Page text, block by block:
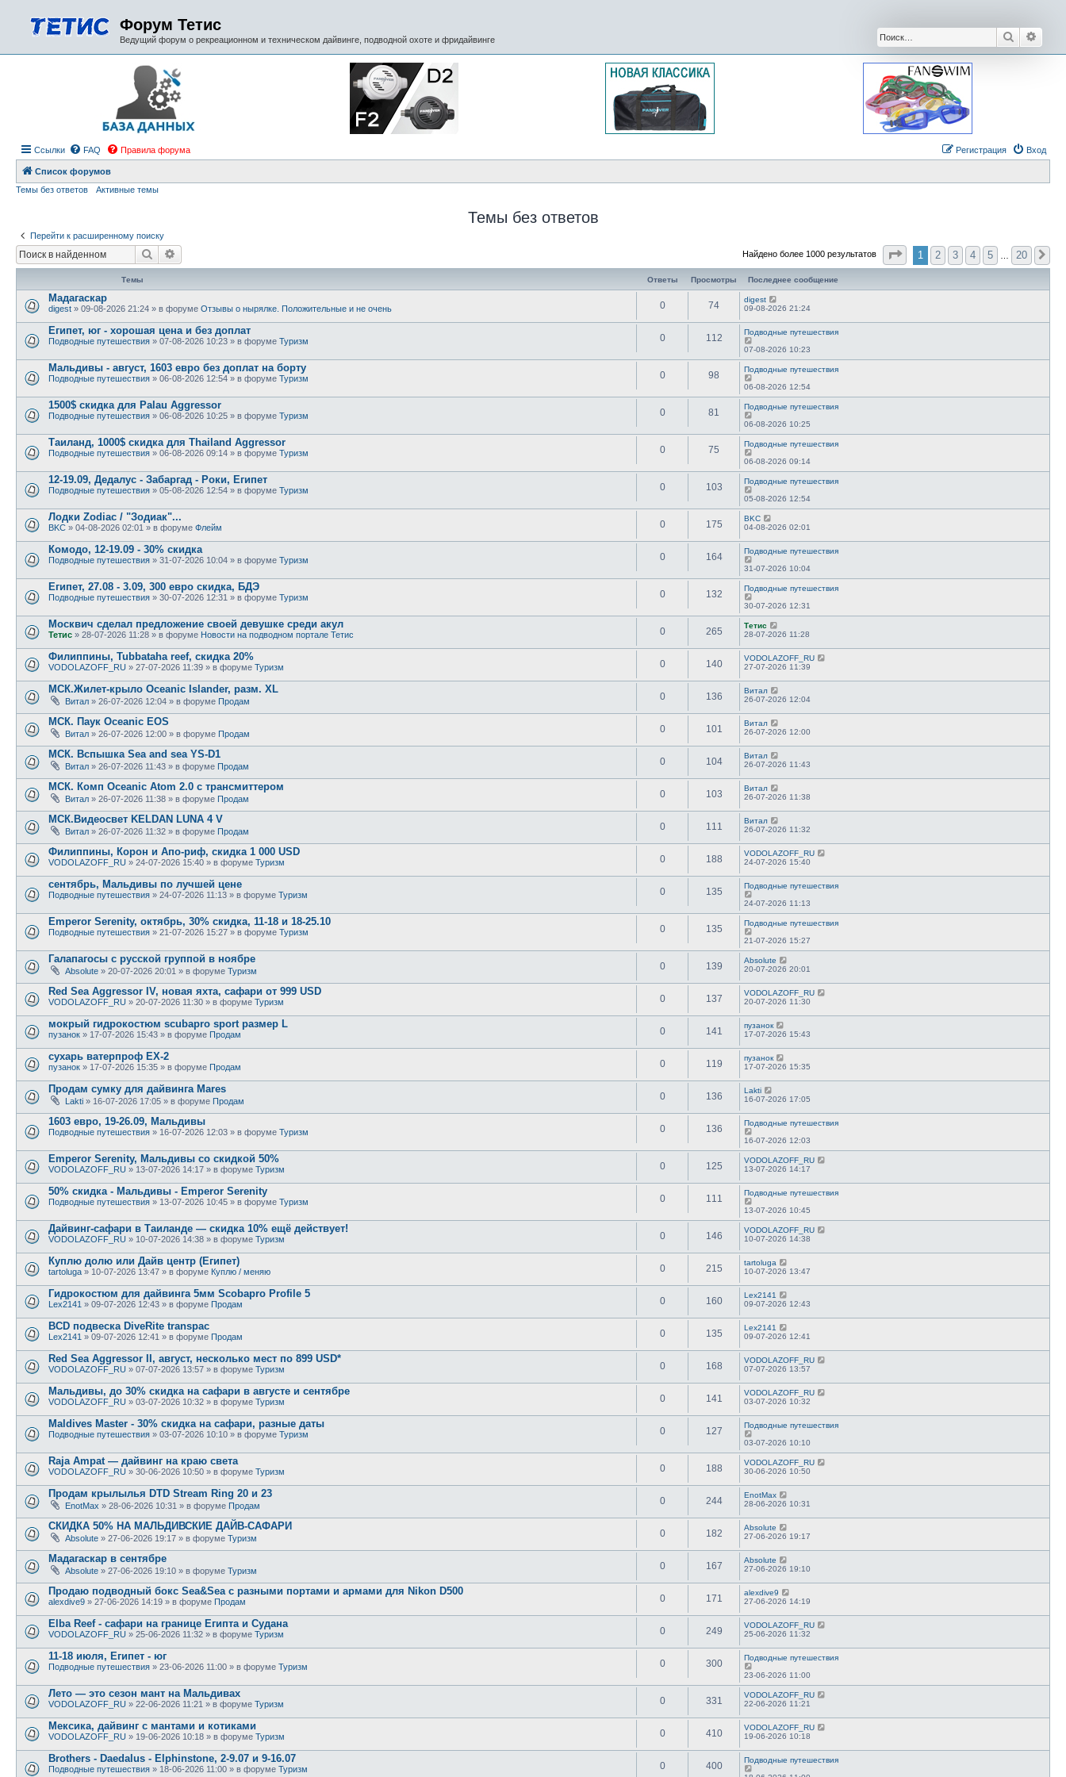
Форум Тетис
Ведущий форум о рекреационном и техническом дайвинге, подводной охоте и фридайвинге Поиск
Ссылки FAQ Правила форума Вход
Регистрация
Список форумов
Темы без ответов
Активные темы
Темы без ответов
Перейти к расширенному поиску
Поиск Найдено более 1000 результатов Страница 1из20
1 2 3 4 5 20
Темы Ответы Просмотры Последнее сообщение
Мадагаскар
digest » 09-08-2026 21:24 » в форуме Отзывы о нырялке. Положительные и не очень 0 74
digest
09-08-2026 21:24
Египет, юг - хорошая цена и без доплат
Подводные путешествия » 07-08-2026 10:23 » в форуме Туризм 0 112
Подводные путешествия
07-08-2026 10:23
Мальдивы - август, 1603 евро без доплат на борту
Подводные путешествия » 06-08-2026 12:54 » в форуме Туризм 0 98
Подводные путешествия
06-08-2026 12:54
1500$ скидка для Palau Aggressor
Подводные путешествия » 06-08-2026 10:25 » в форуме Туризм 0 81
Подводные путешествия
06-08-2026 10:25
Таиланд, 1000$ скидка для Thailand Aggressor
Подводные путешествия » 06-08-2026 09:14 » в форуме Туризм 0 75
Подводные путешествия
06-08-2026 09:14
12-19.09, Дедалус - Забаргад - Роки, Египет
Подводные путешествия » 05-08-2026 12:54 » в форуме Туризм 0 103
Подводные путешествия
05-08-2026 12:54
Лодки Zodiac / "Зодиак"...
BKC » 04-08-2026 02:01 » в форуме Флейм 0 175
BKC
04-08-2026 02:01
Комодо, 12-19.09 - 30% скидка
Подводные путешествия » 31-07-2026 10:04 » в форуме Туризм 0 164
Подводные путешествия
31-07-2026 10:04
Египет, 27.08 - 3.09, 300 евро скидка, БДЭ
Подводные путешествия » 30-07-2026 12:31 » в форуме Туризм 0 132
Подводные путешествия
30-07-2026 12:31
Москвич сделал предложение своей девушке среди акул
Тетис » 28-07-2026 11:28 » в форуме Новости на подводном портале Тетис 0 265
Тетис
28-07-2026 11:28
Филиппины, Tubbataha reef, скидка 20%
VODOLAZOFF_RU » 27-07-2026 11:39 » в форуме Туризм 0 140
VODOLAZOFF_RU
27-07-2026 11:39
МСК.Жилет-крыло Oceanic Islander, разм. XL
Витал » 26-07-2026 12:04 » в форуме Продам 0 136
Витал
26-07-2026 12:04
МСК. Паук Oceanic EOS
Витал » 26-07-2026 12:00 » в форуме Продам 0 101
Витал
26-07-2026 12:00
МСК. Вспышка Sea and sea YS-D1
Витал » 26-07-2026 11:43 » в форуме Продам 0 104
Витал
26-07-2026 11:43
МСК. Комп Oceanic Atom 2.0 с трансмиттером
Витал » 26-07-2026 11:38 » в форуме Продам 0 103
Витал
26-07-2026 11:38
МСК.Видеосвет KELDAN LUNA 4 V
Витал » 26-07-2026 11:32 » в форуме Продам 0 111
Витал
26-07-2026 11:32
Филиппины, Корон и Апо-риф, скидка 1 000 USD
VODOLAZOFF_RU » 24-07-2026 15:40 » в форуме Туризм 0 188
VODOLAZOFF_RU
24-07-2026 15:40
сентябрь, Мальдивы по лучшей цене
Подводные путешествия » 24-07-2026 11:13 » в форуме Туризм 0 135
Подводные путешествия
24-07-2026 11:13
Emperor Serenity, октябрь, 30% скидка, 11-18 и 18-25.10
Подводные путешествия » 21-07-2026 15:27 » в форуме Туризм 0 135
Подводные путешествия
21-07-2026 15:27
Галапагосы с русской группой в ноябре
Absolute » 20-07-2026 20:01 » в форуме Туризм 0 139
Absolute
20-07-2026 20:01
Red Sea Aggressor IV, новая яхта, сафари от 999 USD
VODOLAZOFF_RU » 20-07-2026 11:30 » в форуме Туризм 0 137
VODOLAZOFF_RU
20-07-2026 11:30
мокрый гидрокостюм scubapro sport размер L
пузанок » 17-07-2026 15:43 » в форуме Продам 0 141
пузанок
17-07-2026 15:43
сухарь ватерпроф ЕХ-2
пузанок » 17-07-2026 15:35 » в форуме Продам 0 119
пузанок
17-07-2026 15:35
Продам сумку для дайвинга Mares
Lakti » 16-07-2026 17:05 » в форуме Продам 0 136
Lakti
16-07-2026 17:05
1603 евро, 19-26.09, Мальдивы
Подводные путешествия » 16-07-2026 12:03 » в форуме Туризм 0 136
Подводные путешествия
16-07-2026 12:03
Emperor Serenity, Мальдивы со скидкой 50%
VODOLAZOFF_RU » 13-07-2026 14:17 » в форуме Туризм 0 125
VODOLAZOFF_RU
13-07-2026 14:17
50% скидка - Мальдивы - Emperor Serenity
Подводные путешествия » 13-07-2026 10:45 » в форуме Туризм 0 111
Подводные путешествия
13-07-2026 10:45
Дайвинг-сафари в Таиланде — скидка 10% ещё действует!
VODOLAZOFF_RU » 10-07-2026 14:38 » в форуме Туризм 0 146
VODOLAZOFF_RU
10-07-2026 14:38
Куплю долю или Дайв центр (Египет)
tartoluga » 10-07-2026 13:47 » в форуме Куплю / меняю 0 215
tartoluga
10-07-2026 13:47
Гидрокостюм для дайвинга 5мм Scobapro Profile 5
Lex2141 » 09-07-2026 12:43 » в форуме Продам 0 160
Lex2141
09-07-2026 12:43
BCD подвеска DiveRite transpac
Lex2141 » 09-07-2026 12:41 » в форуме Продам 0 135
Lex2141
09-07-2026 12:41
Red Sea Aggressor II, август, несколько мест по 899 USD*
VODOLAZOFF_RU » 07-07-2026 13:57 » в форуме Туризм 0 168
VODOLAZOFF_RU
07-07-2026 13:57
Мальдивы, до 30% скидка на сафари в августе и сентябре
VODOLAZOFF_RU » 03-07-2026 10:32 » в форуме Туризм 0 141
VODOLAZOFF_RU
03-07-2026 10:32
Maldives Master - 30% скидка на сафари, разные даты
Подводные путешествия » 03-07-2026 10:10 » в форуме Туризм 0 127
Подводные путешествия
03-07-2026 10:10
Raja Ampat — дайвинг на краю света
VODOLAZOFF_RU » 30-06-2026 10:50 » в форуме Туризм 0 188
VODOLAZOFF_RU
30-06-2026 10:50
Продам крылылья DTD Stream Ring 20 и 23
EnotMax » 28-06-2026 10:31 » в форуме Продам 0 244
EnotMax
28-06-2026 10:31
СКИДКА 50% НА МАЛЬДИВСКИЕ ДАЙВ-САФАРИ
Absolute » 27-06-2026 19:17 » в форуме Туризм 0 182
Absolute
27-06-2026 19:17
Мадагаскар в сентябре
Absolute » 27-06-2026 19:10 » в форуме Туризм 0 167
Absolute
27-06-2026 19:10
Продаю подводный бокс Sea&Sea с разными портами и армами для Nikon D500
alexdive9 » 27-06-2026 14:19 » в форуме Продам 0 171
alexdive9
27-06-2026 14:19
Elba Reef - сафари на границе Египта и Судана
VODOLAZOFF_RU » 25-06-2026 11:32 » в форуме Туризм 0 249
VODOLAZOFF_RU
25-06-2026 11:32
11-18 июля, Египет - юг
Подводные путешествия » 23-06-2026 11:00 » в форуме Туризм 0 300
Подводные путешествия
23-06-2026 11:00
Лето — это сезон мант на Мальдивах
VODOLAZOFF_RU » 22-06-2026 11:21 » в форуме Туризм 0 331
VODOLAZOFF_RU
22-06-2026 11:21
Мексика, дайвинг с мантами и котиками
VODOLAZOFF_RU » 19-06-2026 10:18 » в форуме Туризм 0 410
VODOLAZOFF_RU
19-06-2026 10:18
Brothers - Daedalus - Elphinstone, 2-9.07 и 9-16.07
Подводные путешествия » 18-06-2026 11:00 » в форуме Туризм 0 400
Подводные путешествия